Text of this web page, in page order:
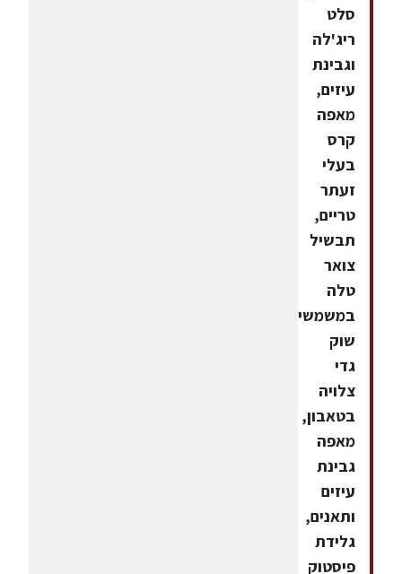
סלט
ריג'לה
וגבינת
עיזים,
מאפה
קרס
בעלי
זעתר
טריים,
תבשיל
צואר
טלה
במשמשים,
שוק
גדי
צלויה
בטאבון,
מאפה
גבינת
עיזים
ותאנים,
גלידת
פיסטוק